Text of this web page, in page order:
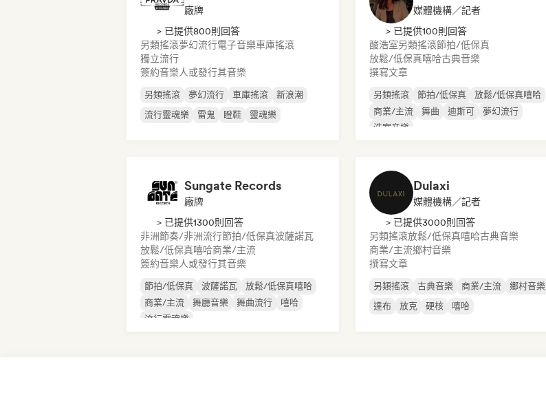
廠牌
> 已提供800則回答
另類搖滾夢幻流行電子音樂車庫搖滾
獨立流行
簽約音樂人或發行其音樂
另類搖滾 夢幻流行 車庫搖滾
新浪潮
流行靈魂樂
雷鬼 瞪鞋 靈魂樂
媒體機構／記者
> 已提供100則回答
酸浩室另類搖滾節拍/低保真
放鬆/低保真嘻哈古典音樂
撰寫文章
另類搖滾 節拍/低保真
放鬆/低保真嘻哈
商業/主流
舞曲 迪斯可
夢幻流行
浩室音樂
Sungate Records
廠牌
> 已提供1300則回答
非洲節奏/非洲流行節拍/低保真波薩諾瓦
放鬆/低保真嘻哈商業/主流
簽約音樂人或發行其音樂
節拍/低保真 波薩諾瓦
放鬆/低保真嘻哈
商業/主流
舞廳音樂 舞曲流行
嘻哈
流行靈魂樂
Dulaxi
媒體機構／記者
> 已提供3000則回答
另類搖滾放鬆/低保真嘻哈古典音樂
商業/主流鄉村音樂
撰寫文章
另類搖滾 古典音樂 商業/主流
鄉村音樂
達布
放克 硬核 嘻哈